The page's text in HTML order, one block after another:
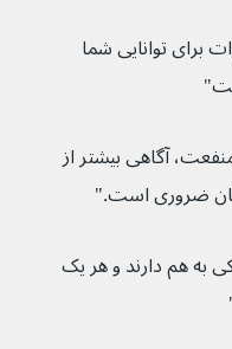
برای توانایی شما
آگاهی بیشتر از
به هم دارند و هر یک